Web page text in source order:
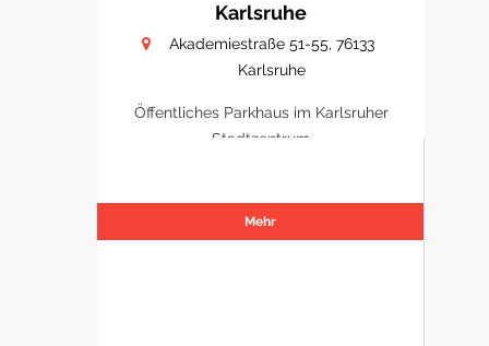
Karlsruhe
Akademiestraße 51-55, 76133
Karlsruhe
Öffentliches Parkhaus im Karlsruher
Stadtzentrum
Mehr